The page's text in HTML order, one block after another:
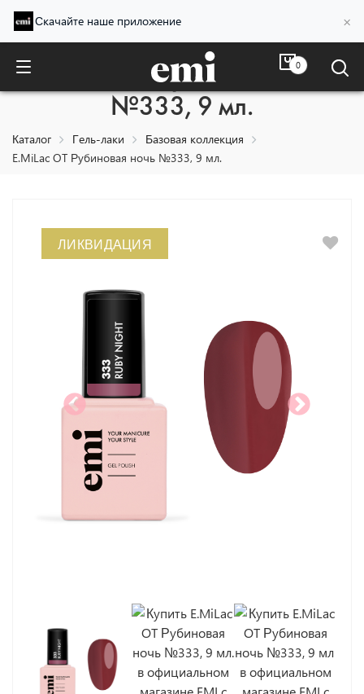
Скачайте наше приложение ×
0
E.MiLac OT Рубиновая ночь
№333, 9 мл.
Каталог Гель-лаки
Базовая коллекция
E.MiLac OT Рубиновая ночь №333, 9 мл.
ЛИКВИДАЦИЯ